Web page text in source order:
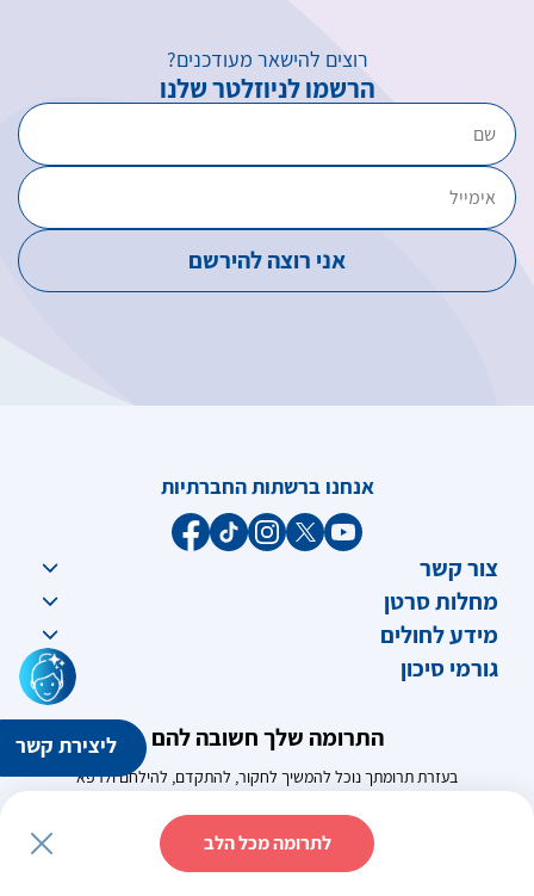
רוצים להישאר מעודכנים?
הרשמו לניוזלטר שלנו
מחלות סרטן
מידע לחולים
גורמי סיכון
צור קשר
אנחנו ברשתות החברתיות
התרומה שלך חשובה להם
בעזרת תרומתך נוכל להמשיך לחקור, להתקדם, להילחם ולרפא
לתרומה
לתרומה מכל הלב
ליצירת קשר